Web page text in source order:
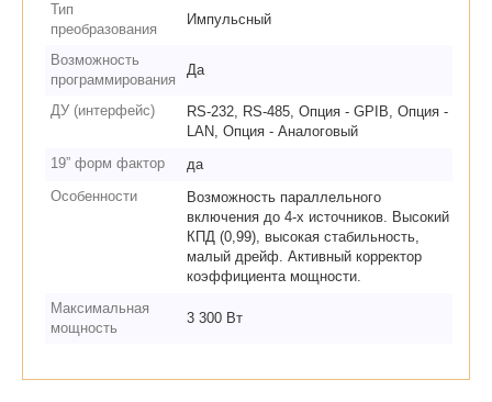
Тип
преобразования
Импульсный
Возможность
программирования
Да
ДУ (интерфейс)
RS-232, RS-485, Опция - GPIB, Опция -
LAN, Опция - Аналоговый
19” форм фактор
да
Особенности
Возможность параллельного
включения до 4-х источников. Высокий
КПД (0,99), высокая стабильность,
малый дрейф. Активный корректор
коэффициента мощности.
Максимальная
мощность
3 300 Вт